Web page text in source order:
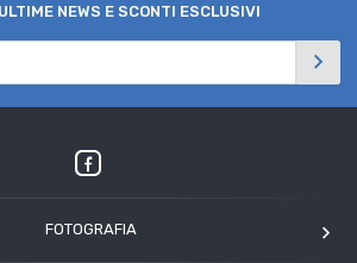
NEWS E SCONTI ESCLUSIVI
FOTOGRAFIA